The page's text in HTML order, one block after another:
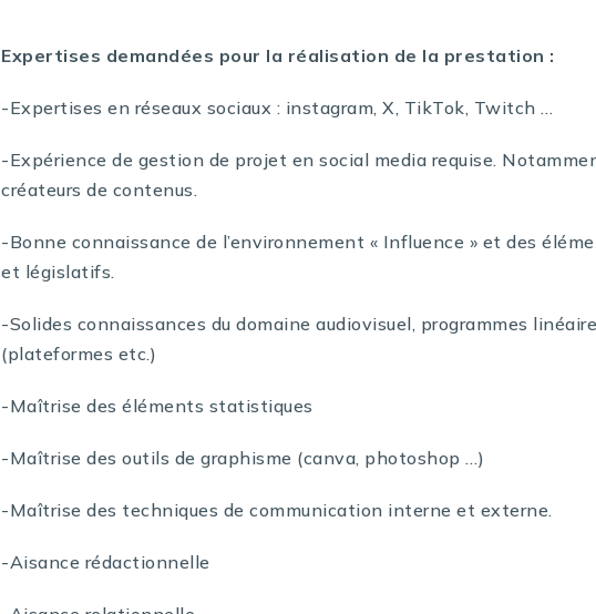
Expertises demandées pour la réalisation de la prestation :
-Expertises en réseaux sociaux : instagram, X, TikTok, Twitch …
-Expérience de gestion de projet en social media requise.
créateurs de contenus.
-Bonne connaissance de l’environnement « Influence » et des
et législatifs.
-Solides connaissances du domaine audiovisuel, programmes
(plateformes etc.)
-Maîtrise des éléments statistiques
-Maîtrise des outils de graphisme (canva, photoshop …)
-Maîtrise des techniques de communication interne et externe.
-Aisance rédactionnelle